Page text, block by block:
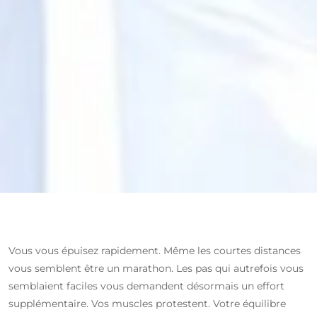
Vous vous épuisez rapidement. Même les courtes distances
vous semblent être un marathon. Les pas qui autrefois vous
semblaient faciles vous demandent désormais un effort
supplémentaire. Vos muscles protestent. Votre équilibre